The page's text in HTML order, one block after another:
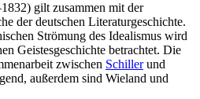
gilt zusammen mit der
der deutschen Literaturgeschichte.
Strömung des Idealismus wird
Geistesgeschichte betrachtet. Die
zwischen Schillerund
außerdem sind Wieland und